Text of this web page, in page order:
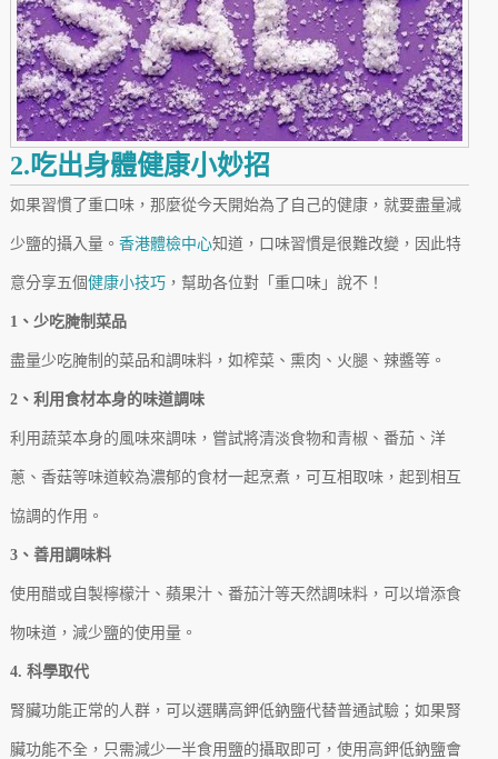
2.吃出身體健康小妙招
如果習慣了重口味，那麼從今天開始為了自己的健康，就要盡量減
少鹽的攝入量。 香港體檢中心知道，口味習慣是很難改變，因此特
意分享五個健康小技巧 ，幫助各位對「重口味」說不！
1、少吃腌制菜品
盡量少吃腌制的菜品和調味料，如榨菜、熏肉、火腿、辣醬等。
2、利用食材本身的味道調味
利用蔬菜本身的風味來調味，嘗試將清淡食物和青椒、番茄、洋
蔥、香菇等味道較為濃郁的食材一起烹煮，可互相取味，起到相互
協調的作用。
3、善用調味料
使用醋或自製檸檬汁、蘋果汁、番茄汁等天然調味料，可以增添食
物味道，減少鹽的使用量。
4. 科學取代
腎臟功能正常的人群，可以選購高鉀低鈉鹽代替普通試驗；如果腎
臟功能不全，只需減少一半食用鹽的攝取即可，使用高鉀低鈉鹽會